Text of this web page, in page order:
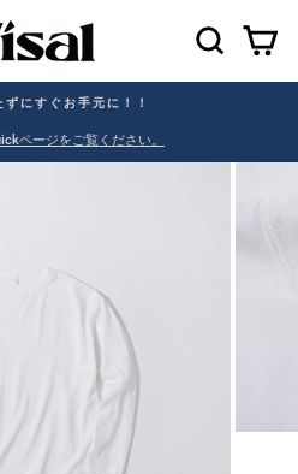
にすぐお手元に！！
ページをご覧ください。